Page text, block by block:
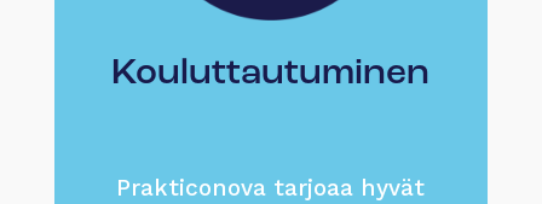
Kouluttautuminen
Prakticonova tarjoaa hyvät